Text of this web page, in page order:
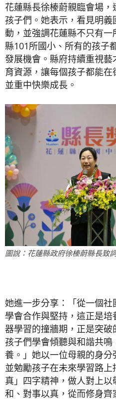
花蓮縣長徐榛蔚親臨會場
孩子們。她表示，看見明
動，並強調花蓮縣不只有
縣101所國小、所有的孩子
發展機會。縣府持續重視
育資源，讓每個孩子都能
並重中快樂成長。
圖說：花蓮縣政府徐榛蔚縣長致
她進一步分享：「從一個
學會合作與堅持，這正是
器學習的撞牆期，正是突
孩子們學會傾聽與和諧共
養。」她以一位母親的身分
並勉勵孩子在未來學習路上
真」四字精神，做人對上
和、對事以真，從而修身齊